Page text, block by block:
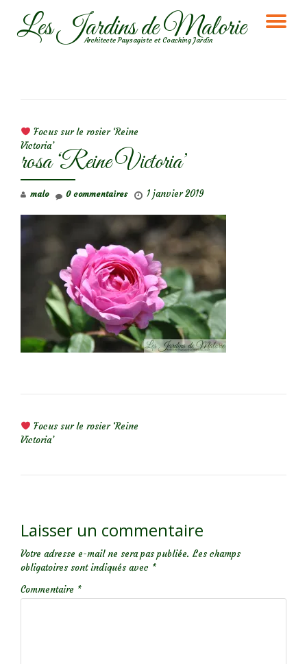
AllerLes Jardins de Malorie
Architecte Paysagiste et Coaching Jardin
Focus sur le rosier ‘Reine
Victoria’
rosa ‘Reine Victoria’
malo 1 janvier 2019
0 commentaires
Focus sur le rosier ‘Reine
Victoria’
Laisser un commentaire
Votre adresse e-mail ne sera pas publiée. Les champs
obligatoires sont indiqués avec *
Commentaire *